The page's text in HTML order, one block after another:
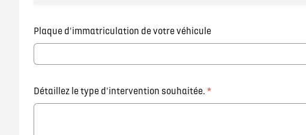
Plaque d'immatriculation de votre véhicule
Détaillez le type d'intervention souhaitée. *